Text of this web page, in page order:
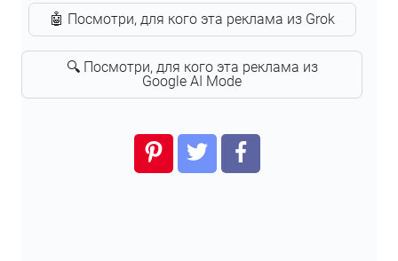
🤖 Посмотри, для кого эта реклама из Grok
🔍 Посмотри, для кого эта реклама из
Google AI Mode